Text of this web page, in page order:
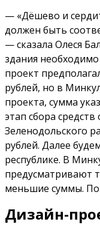
— «Дёшево и
должен быть
— сказала Олеся
здания
проект
рублей, но в
проекта, сумма
этап сбора
Зеленодольского
рублей. Далее
республике. В
предусматривают
меньшие суммы.
Дизайн-